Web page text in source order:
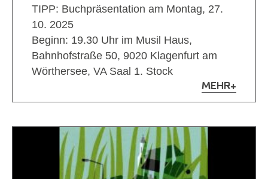
TIPP: Buchpräsentation am Montag, 27.
10. 2025
Beginn: 19.30 Uhr im Musil Haus,
Bahnhofstraße 50, 9020 Klagenfurt am
Wörthersee, VA Saal 1. Stock
MEHR+